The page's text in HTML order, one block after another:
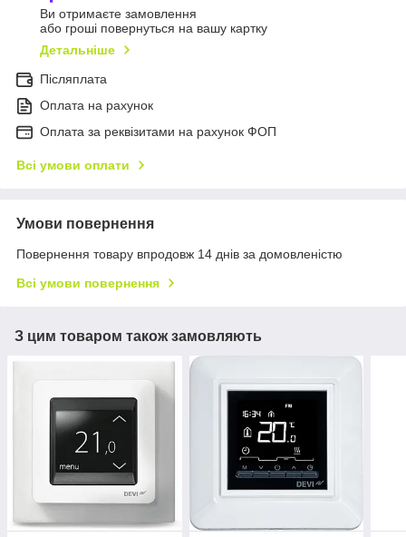
Ви отримаєте замовлення
або гроші повернуться на вашу картку
Детальніше
Післяплата
Оплата на рахунок
Оплата за реквізитами на рахунок ФОП
Всі умови оплати
Умови повернення
Повернення товару впродовж 14 днів за домовленістю
Всі умови повернення
З цим товаром також замовляють